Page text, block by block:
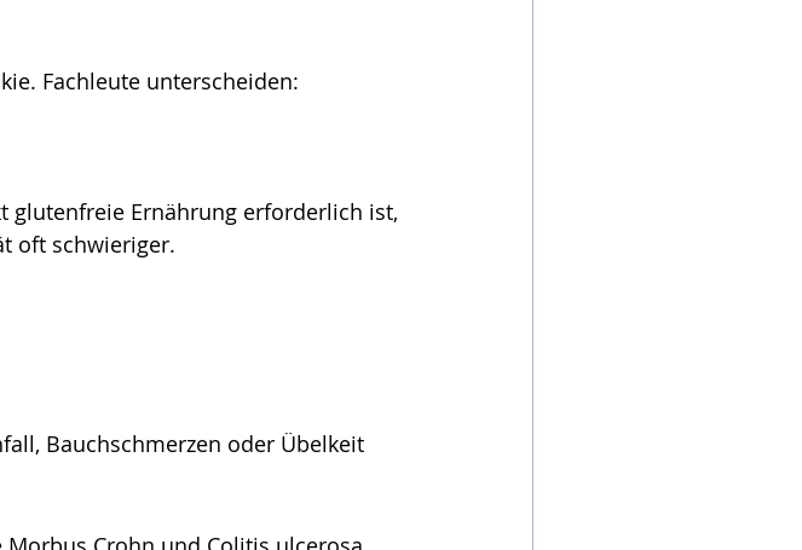
Fachleute unterscheiden:
glutenfreie Ernährung erforderlich ist,
oft schwieriger.
Bauchschmerzen oder Übelkeit